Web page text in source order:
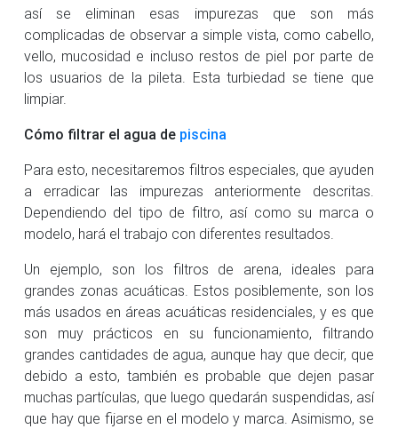
así se eliminan esas impurezas que son más
complicadas de observar a simple vista, como cabello,
vello, mucosidad e incluso restos de piel por parte de
los usuarios de la pileta. Esta turbiedad se tiene que
limpiar.
Cómo filtrar el agua de piscina
Para esto, necesitaremos filtros especiales, que ayuden
a erradicar las impurezas anteriormente descritas.
Dependiendo del tipo de filtro, así como su marca o
modelo, hará el trabajo con diferentes resultados.
Un ejemplo, son los filtros de arena, ideales para
grandes zonas acuáticas. Estos posiblemente, son los
más usados en áreas acuáticas residenciales, y es que
son muy prácticos en su funcionamiento, filtrando
grandes cantidades de agua, aunque hay que decir, que
debido a esto, también es probable que dejen pasar
muchas partículas, que luego quedarán suspendidas, así
que hay que fijarse en el modelo y marca. Asimismo, se